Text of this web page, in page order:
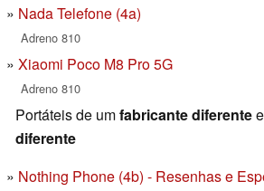
Nada Telefone (4a)
Adreno 810
Xiaomi Poco M8 Pro 5G
Adreno 810
Portáteis de umfabricante diferente
diferente
Nothing Phone (4b) - Resenhas e